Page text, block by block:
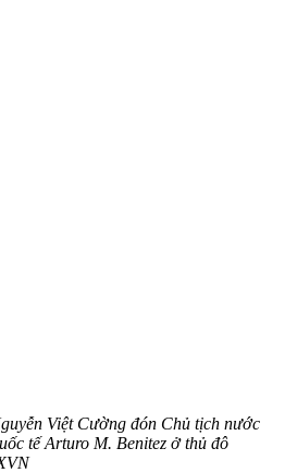
Việt Cường đón Chủ tịch nước
tế Arturo M. Benitez ở thủ đô